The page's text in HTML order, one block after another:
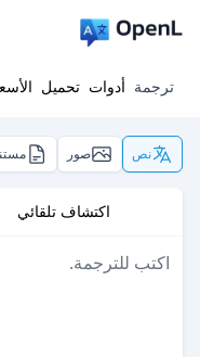
ترجمة أدوات تحميل
نص صور
اكتشاف تلقائي